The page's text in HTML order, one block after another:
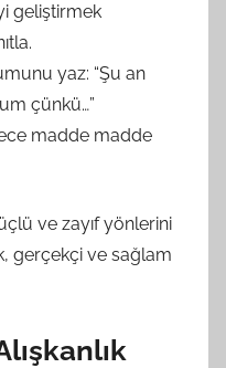
geliştirmek
yaz: “Şu an
çünkü…”
madde madde
ve zayıf yönlerini
gerçekçi ve sağlam